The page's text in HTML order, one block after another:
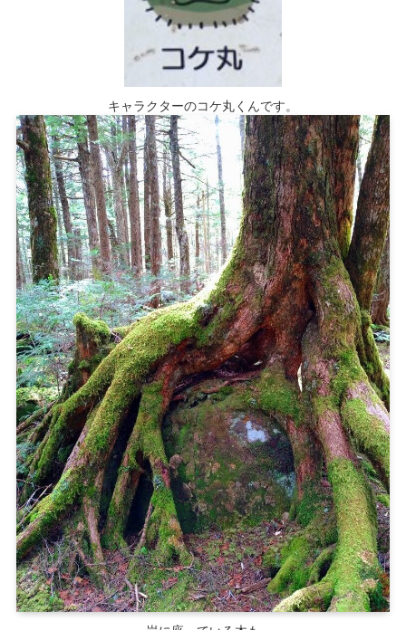
キャラクターのコケ丸くんです。